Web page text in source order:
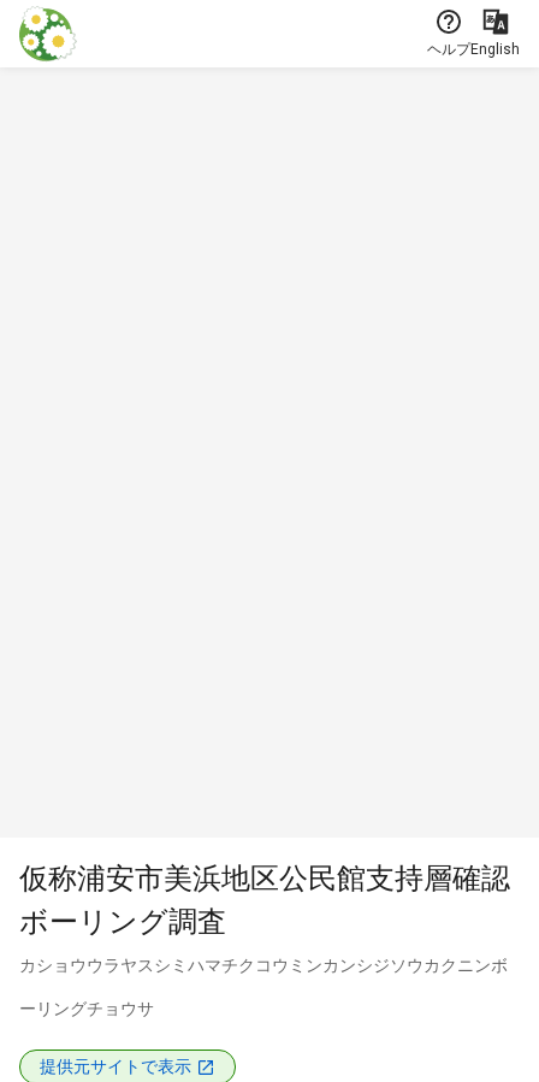
本文に飛ぶ
ヘルプEnglish
仮称浦安市美浜地区公民館支持層確認
ボーリング調査
カショウウラヤスシミハマチクコウミンカンシジソウカクニンボ
ーリングチョウサ
提供元サイトで表示